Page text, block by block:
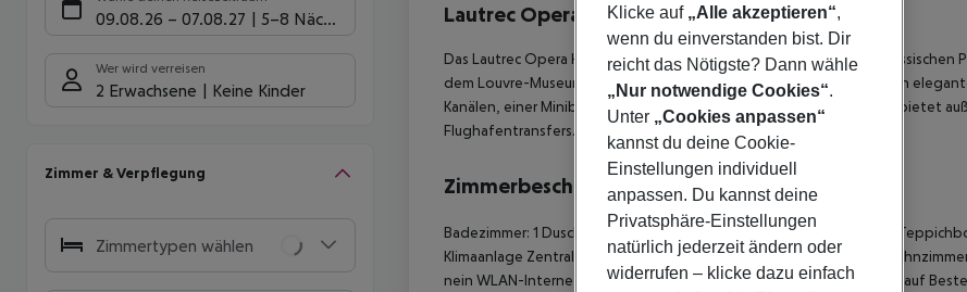
09.08.26 – 07.08.27 5-8 Nächte
Wer wird verreisen
2 Erwachsene Keine Kinder
Zimmer & Verpflegung
Zimmertypen wählen
Lautrec Opera
Das Lautrec Opera Hotel heißt dich herzlich willkommen in einem
dem Louvre-Museum entfernt. Wähle aus 59 modernen oder klassisch
Kanälen, einer Minibar und einem Safe ausgestattet sind. Das Hotel bietet
Flughafentransfers.
Zimmerbeschreibung
Badezimmer: 1 Dusche Haartrockner Fernseher Minikühlschrank: nein
Klimaanlage Zentralheizung Individuell regulierbare Heizung Safe
nein WLAN-Internetzugang Wiege auf Bestellung: nein Extrabetten auf
Klicke auf „Alle akzeptieren“,
wenn du einverstanden bist. Dir
reicht das Nötigste? Dann wähle
„Nur notwendige Cookies“.
Unter „Cookies anpassen“
kannst du deine Cookie-
Einstellungen individuell
anpassen. Du kannst deine
Privatsphäre-Einstellungen
natürlich jederzeit ändern oder
widerrufen – klicke dazu einfach